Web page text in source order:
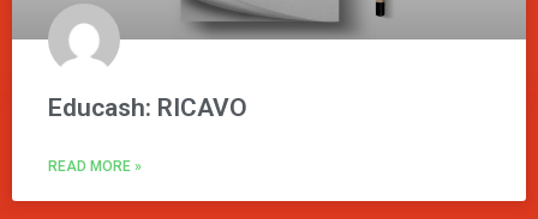
Educash: RICAVO
READ MORE »